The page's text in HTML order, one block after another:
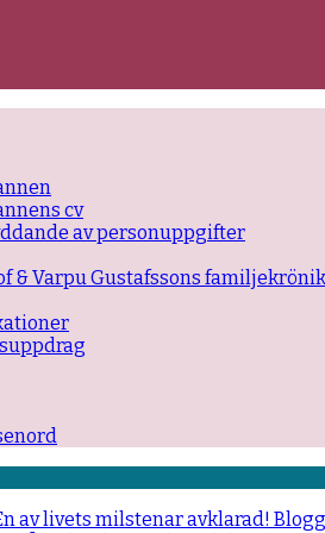
cv
av personuppgifter
& Varpu Gustafssons
av livets milstenar avklarad!